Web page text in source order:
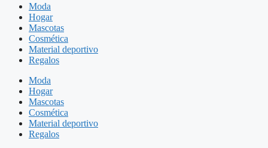
Moda
Hogar
Mascotas
Cosmética
Material deportivo
Regalos
Moda
Hogar
Mascotas
Cosmética
Material deportivo
Regalos